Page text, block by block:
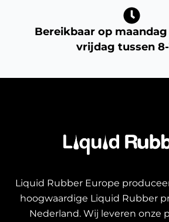
Bereikbaar op
vrijdag tussen 8-
Liquid Rubber Europe
hoogwaardige Liquid Rubber
Nederland. Wij leveren onze